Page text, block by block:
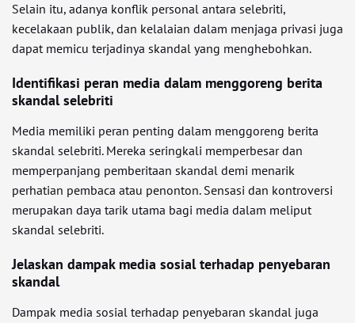
Selain itu, adanya konflik personal antara selebriti,
kecelakaan publik, dan kelalaian dalam menjaga privasi juga
dapat memicu terjadinya skandal yang menghebohkan.
Identifikasi peran media dalam menggoreng berita
skandal selebriti
Media memiliki peran penting dalam menggoreng berita
skandal selebriti. Mereka seringkali memperbesar dan
memperpanjang pemberitaan skandal demi menarik
perhatian pembaca atau penonton. Sensasi dan kontroversi
merupakan daya tarik utama bagi media dalam meliput
skandal selebriti.
Jelaskan dampak media sosial terhadap penyebaran
skandal
Dampak media sosial terhadap penyebaran skandal juga